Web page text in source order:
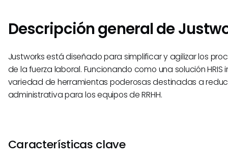
Descripción general de
Justworks está diseñado para simplificar y agilizar los
de la fuerza laboral. Funcionando como una solución
variedad de herramientas poderosas destinadas a
administrativa para los equipos de RRHH.
Características clave